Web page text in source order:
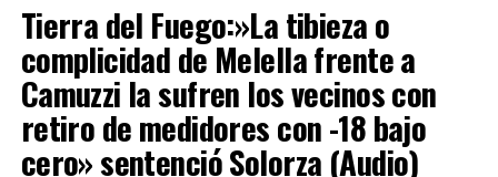
Tierra del Fuego:»La tibieza o
complicidad de Melella frente a
Camuzzi la sufren los vecinos con
retiro de medidores con -18 bajo
cero» sentenció Solorza (Audio)